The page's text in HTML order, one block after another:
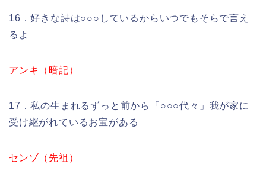
16．好きな詩は○○○しているからいつでもそらで言え
るよ
アンキ（暗記）
17．私の生まれるずっと前から「○○○代々」我が家に
受け継がれているお宝がある
センゾ（先祖）